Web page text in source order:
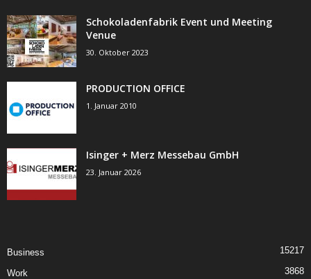
Schokoladenfabrik Event und Meeting
Venue
30. Oktober 2023
PRODUCTION OFFICE
1. Januar 2010
Isinger + Merz Messebau GmbH
23. Januar 2026
Business 15217
Work 3868